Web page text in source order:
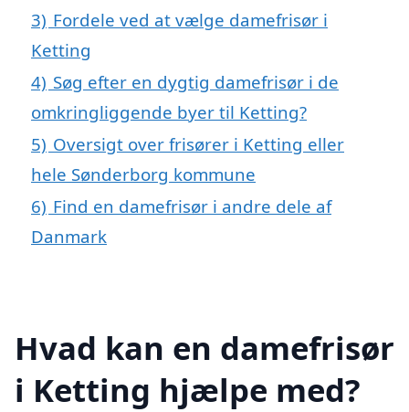
3) Fordele ved at vælge damefrisør i
Ketting
4) Søg efter en dygtig damefrisør i de
omkringliggende byer til Ketting?
5) Oversigt over frisører i Ketting eller
hele Sønderborg kommune
6) Find en damefrisør i andre dele af
Danmark
Hvad kan en damefrisør
i Ketting hjælpe med?